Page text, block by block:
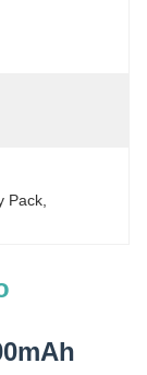
Pack